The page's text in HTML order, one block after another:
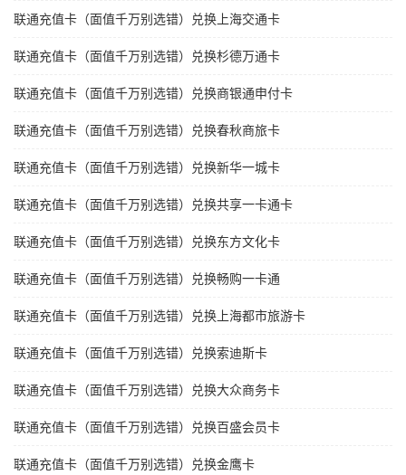
联通充值卡（面值千万别选错）兑换上海交通卡
联通充值卡（面值千万别选错）兑换杉德万通卡
联通充值卡（面值千万别选错）兑换商银通申付卡
联通充值卡（面值千万别选错）兑换春秋商旅卡
联通充值卡（面值千万别选错）兑换新华一城卡
联通充值卡（面值千万别选错）兑换共享一卡通卡
联通充值卡（面值千万别选错）兑换东方文化卡
联通充值卡（面值千万别选错）兑换畅购一卡通
联通充值卡（面值千万别选错）兑换上海都市旅游卡
联通充值卡（面值千万别选错）兑换索迪斯卡
联通充值卡（面值千万别选错）兑换大众商务卡
联通充值卡（面值千万别选错）兑换百盛会员卡
联通充值卡（面值千万别选错）兑换金鹰卡